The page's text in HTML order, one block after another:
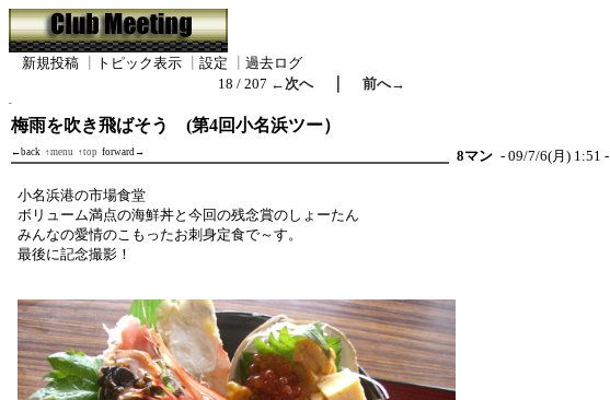
新規投稿 トピック表示 設定
過去ログ
18 / 207 ←次へ｜ 前へ→
梅雨を吹き飛ばそう (第4回小名浜ツー）
←back ↑menu ↑top forward→ 8マン - 09/7/6(月) 1:51 -
小名浜港の市場食堂
ボリューム満点の海鮮丼と今回の残念賞のしょーたん
みんなの愛情のこもったお刺身定食で～す。
最後に記念撮影！